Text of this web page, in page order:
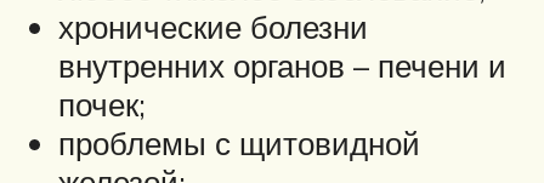
хронические болезни
внутренних органов – печени и
почек;
проблемы с щитовидной